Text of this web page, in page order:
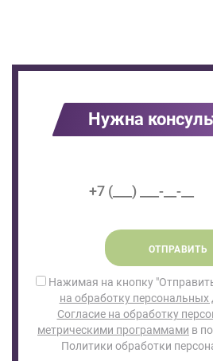
Нужна
ОТПРАВИТЬ
Нажимая на кнопку
на обработку персональных
Согласие на обработку
метрическими программами в
Политики обработки